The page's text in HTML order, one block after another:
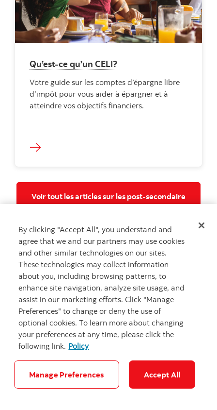
Qu’est-ce qu’un CELI?
Votre guide sur les comptes d’épargne libre
d’impôt pour vous aider à épargner et à
atteindre vos objectifs financiers.
Voir tout les articles sur les post-secondaire
Avez-vous une question?
Nous avons les réponses
Aide
Obtenez de l’aide
Les solutions qui vous conviennent
Contactez-nousAutres numéros, contactez-nous par
By clicking "Accept All", you understand and
agree that we and our partners may use cookies
and other similar technologies on our sites.
These technologies may collect information
about you, including browsing patterns, to
enhance site navigation, analyze site usage, and
assist in our marketing efforts. Click "Manage
Preferences" to change or deny the use of
optional cookies. To learn more about changing
your preferences at any time, please click the
following link. Policy
Manage Preferences Accept All